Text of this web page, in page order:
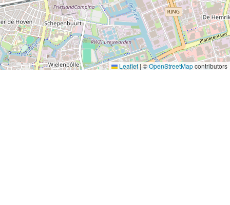
Leaflet |©OpenStreetMapcontributors